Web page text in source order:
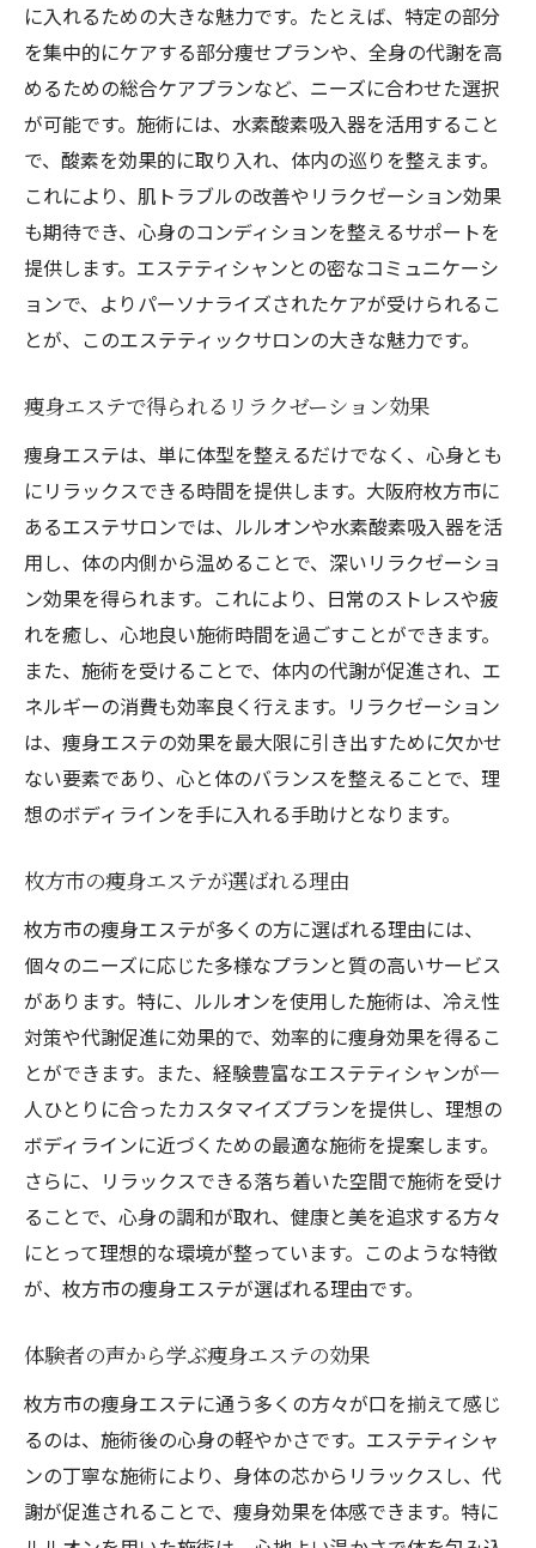
枚方市のサロンでのエステ体験談
効率的に代謝を促進するための方法
リラックスしながら痩せる、理想のプラン
枚方市で話題の痩身エステプラン冷えや肌トラ
ブルへのアプローチ
冷え症を改善するエステメニューとは
肌トラブルに効く施術方法
エステで冷えを改善するメリット
話題のエステプランで理想の肌を手に入れ
冷えや肌トラブルに特化した施術の魅力
枚方市のエステで美肌を目指す方法
至福の時間を大阪府枚方市で痩身エステ施術に
よる心身の整え方
至福のひとときを過ごすためのエステ選び
心と体を整えるためのエステ施術
心身のバランスを整えるエステルーム
施術を受けながらリラックスする方法
心身の健康を保つエステティックのアプロ
ーチ
ストレスを解消するエステの利点
理想的な体づくり
健康を維持するためのエステの活用法
理想の美を追求するための痩身施術
体づくりに役立つエステのテクニック
枚方市で美と健康を追求するエステサロン
健康美を手に入れるためのエステ施術
エステを通じた理想の体づくりのステップ
ルルオンと水素酸素吸入器を活用した枚方市の
痩身エステ体験談
ルルオンを使用した痩身エステの実際
水素酸素吸入器による効果的な施術
体験者が語る痩身エステの魅力
施術の利点
エステ体験で得られる実際の効果
枚方市での痩身エステ体験記
大阪府枚方市で人気の痩身エステプラン効果的
に入れるための大きな魅力です。たとえば、特定の部分
を集中的にケアする部分痩せプランや、全身の代謝を高
めるための総合ケアプランなど、ニーズに合わせた選択
が可能です。施術には、水素酸素吸入器を活用すること
で、酸素を効果的に取り入れ、体内の巡りを整えます。
これにより、肌トラブルの改善やリラクゼーション効果
も期待でき、心身のコンディションを整えるサポートを
提供します。エステティシャンとの密なコミュニケーシ
ョンで、よりパーソナライズされたケアが受けられるこ
とが、このエステティックサロンの大きな魅力です。
痩身エステで得られるリラクゼーション効果
痩身エステは、単に体型を整えるだけでなく、心身とも
にリラックスできる時間を提供します。大阪府枚方市に
あるエステサロンでは、ルルオンや水素酸素吸入器を活
用し、体の内側から温めることで、深いリラクゼーショ
ン効果を得られます。これにより、日常のストレスや疲
れを癒し、心地良い施術時間を過ごすことができます。
また、施術を受けることで、体内の代謝が促進され、エ
ネルギーの消費も効率良く行えます。リラクゼーション
は、痩身エステの効果を最大限に引き出すために欠かせ
ない要素であり、心と体のバランスを整えることで、理
想のボディラインを手に入れる手助けとなります。
枚方市の痩身エステが選ばれる理由
枚方市の痩身エステが多くの方に選ばれる理由には、
個々のニーズに応じた多様なプランと質の高いサービス
があります。特に、ルルオンを使用した施術は、冷え性
対策や代謝促進に効果的で、効率的に痩身効果を得るこ
とができます。また、経験豊富なエステティシャンが一
人ひとりに合ったカスタマイズプランを提供し、理想の
ボディラインに近づくための最適な施術を提案します。
さらに、リラックスできる落ち着いた空間で施術を受け
ることで、心身の調和が取れ、健康と美を追求する方々
にとって理想的な環境が整っています。このような特徴
が、枚方市の痩身エステが選ばれる理由です。
体験者の声から学ぶ痩身エステの効果
枚方市の痩身エステに通う多くの方々が口を揃えて感じ
るのは、施術後の心身の軽やかさです。エステティシャ
ンの丁寧な施術により、身体の芯からリラックスし、代
謝が促進されることで、痩身効果を体感できます。特に